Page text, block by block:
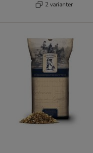
2 varianter